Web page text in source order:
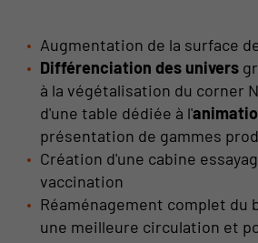
Augmentation de la surface
Différenciation des univers
à la végétalisation du corner
d'une table dédiée à l'
présentation de gammes
Création d'une cabine
vaccination
Réaménagement complet du
une meilleure circulation et